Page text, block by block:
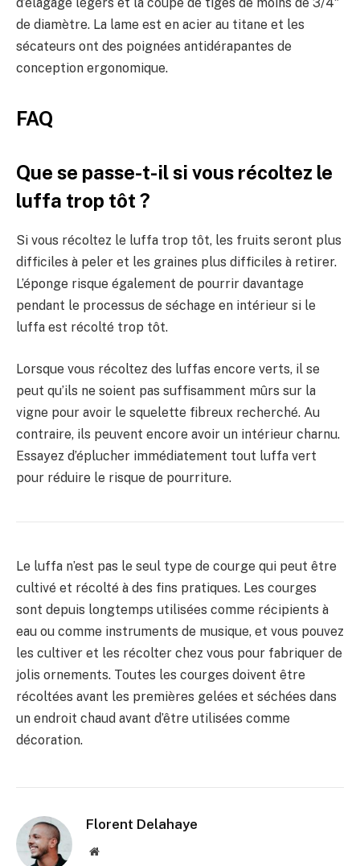
de diamètre. La lame est en acier au titane et les
sécateurs ont des poignées antidérapantes de
conception ergonomique.
FAQ
Que se passe-t-il si vous récoltez le
luffa trop tôt ?
Si vous récoltez le luffa trop tôt, les fruits seront plus
difficiles à peler et les graines plus difficiles à retirer.
L’éponge risque également de pourrir davantage
pendant le processus de séchage en intérieur si le
luffa est récolté trop tôt.
Lorsque vous récoltez des luffas encore verts, il se
peut qu’ils ne soient pas suffisamment mûrs sur la
vigne pour avoir le squelette fibreux recherché. Au
contraire, ils peuvent encore avoir un intérieur charnu.
Essayez d’éplucher immédiatement tout luffa vert
pour réduire le risque de pourriture.
Le luffa n’est pas le seul type de courge qui peut être
cultivé et récolté à des fins pratiques. Les courges
sont depuis longtemps utilisées comme récipients à
eau ou comme instruments de musique, et vous pouvez
les cultiver et les récolter chez vous pour fabriquer de
jolis ornements. Toutes les courges doivent être
récoltées avant les premières gelées et séchées dans
un endroit chaud avant d’être utilisées comme
décoration.
Florent Delahaye
Site